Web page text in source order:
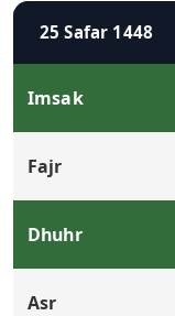
25 Safar 1448
Imsak
Fajr
Dhuhr
Asr